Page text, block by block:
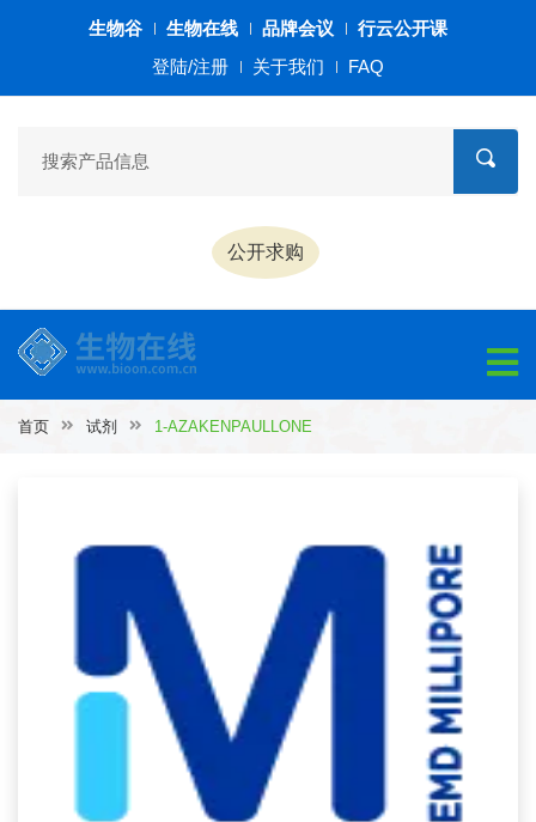
生物谷 生物在线 品牌会议
行云公开课
登陆/注册
关于我们 FAQ
公开求购
首页 试剂 1-AZAKENPAULLONE